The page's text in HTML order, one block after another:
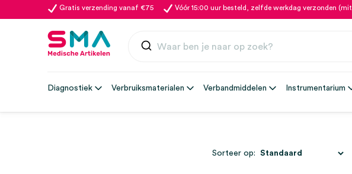
Gratis verzending vanaf €75 Vóór 15:00 uur besteld, zelfde werkdag verzonden
Diagnostiek Verbruiksmaterialen Verbandmiddelen Instrumentarium
Sorteer op: